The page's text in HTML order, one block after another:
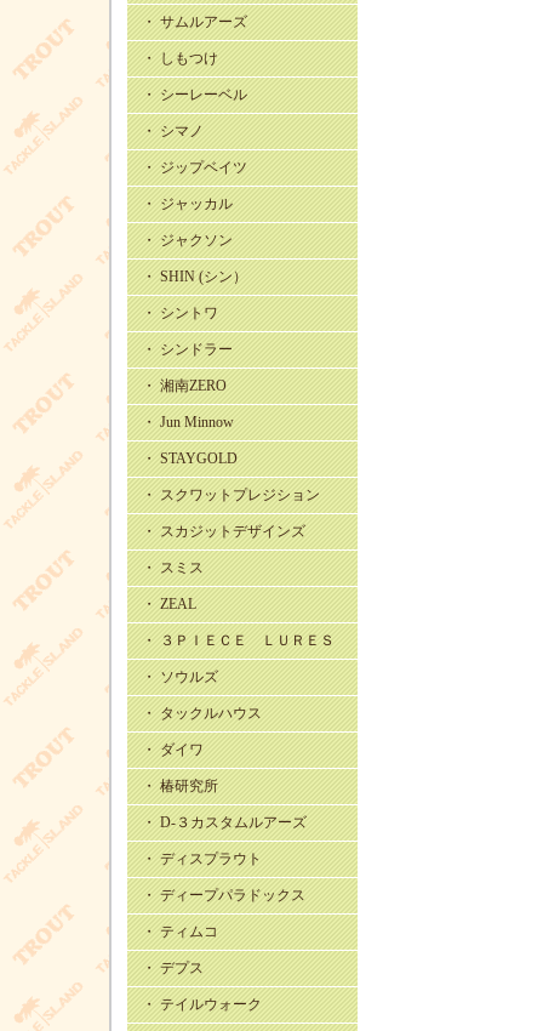
・ サムルアーズ
・ しもつけ
・ シーレーベル
・ シマノ
・ ジップベイツ
・ ジャッカル
・ ジャクソン
・ SHIN (シン）
・ シントワ
・ シンドラー
・ 湘南ZERO
・ Jun Minnow
・ STAYGOLD
・ スクワットプレジション
・ スカジットデザインズ
・ スミス
・ ZEAL
・ ３ＰＩＥＣＥ ＬＵＲＥＳ
・ ソウルズ
・ タックルハウス
・ ダイワ
・ 椿研究所
・ D-３カスタムルアーズ
・ ディスプラウト
・ ディープパラドックス
・ ティムコ
・ デプス
・ テイルウォーク